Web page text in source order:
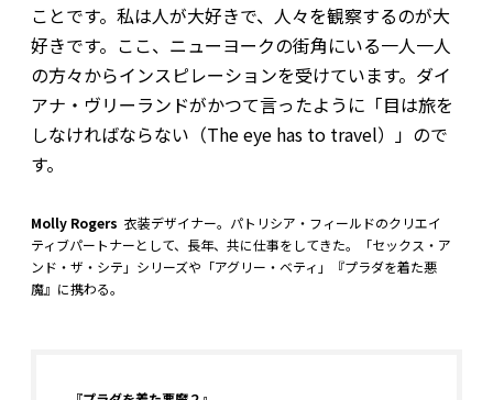
ことです。私は人が大好きで、人々を観察するのが大
好きです。ここ、ニューヨークの街角にいる一人一人
の方々からインスピレーションを受けています。ダイ
アナ・ヴリーランドがかつて言ったように「目は旅を
しなければならない（The eye has to travel）」ので
す。
Molly Rogers 衣装デザイナー。パトリシア・フィールドのクリエイ
ティブパートナーとして、長年、共に仕事をしてきた。「セックス・ア
ンド・ザ・シテ」シリーズや「アグリー・ベティ」『プラダを着た悪
魔』に携わる。